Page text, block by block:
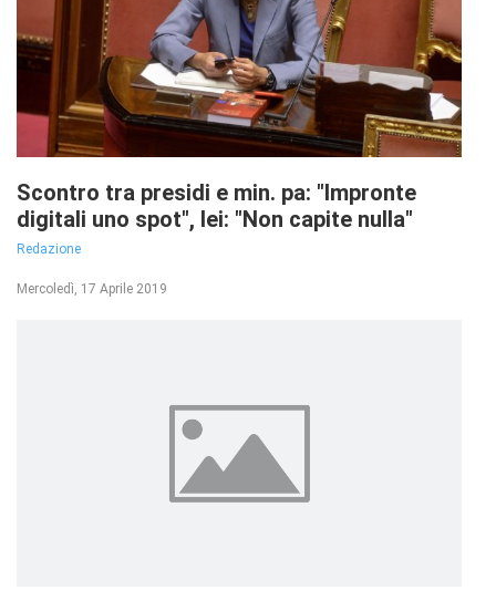
Scontro tra presidi e min. pa: "Impronte
digitali uno spot", lei: "Non capite nulla"
Redazione
Mercoledì, 17 Aprile 2019